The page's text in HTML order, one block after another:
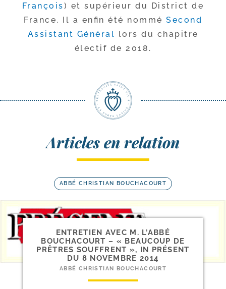
François) et supé­rieur du District de
France. Il a enfin été nom­mé Second
Assistant Général lors du cha­pitre
élec­tif de 2018.
Articles en relation
ABBÉ CHRISTIAN BOUCHACOURT
ENTRETIEN AVEC M. L’ABBÉ
BOUCHACOURT – « BEAUCOUP DE
PRÊTRES SOUFFRENT », IN PRÉSENT
DU 8 NOVEMBRE 2014
ABBÉ CHRISTIAN BOUCHACOURT